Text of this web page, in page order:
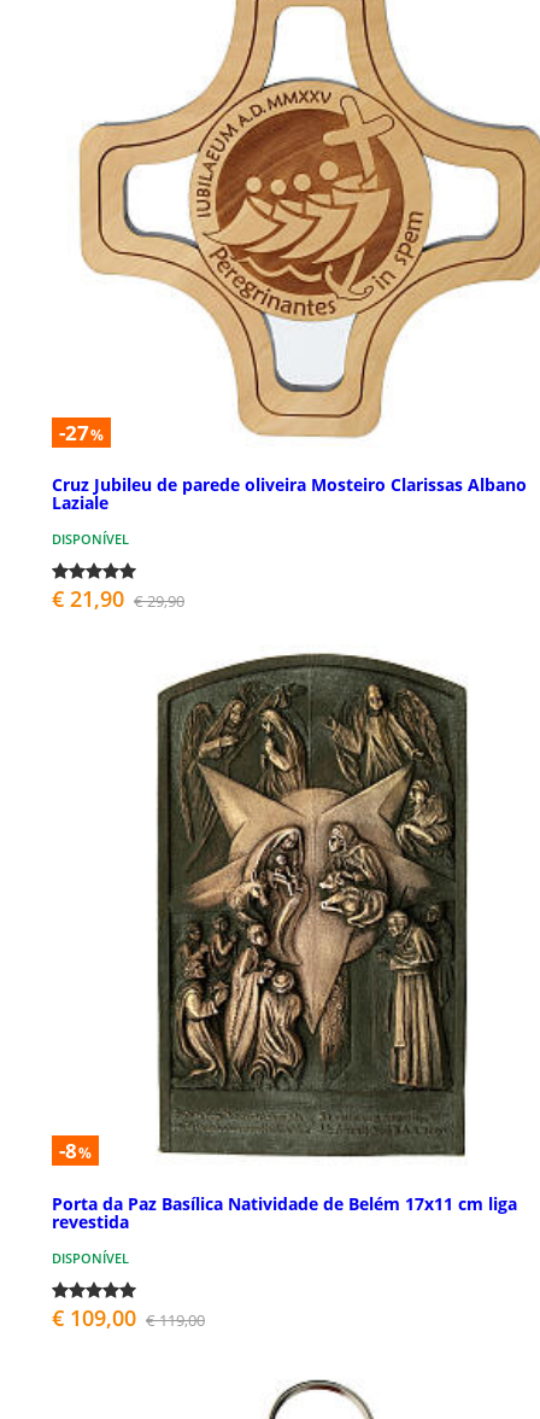
-27%
Cruz Jubileu de parede oliveira Mosteiro Clarissas Albano
Laziale
DISPONÍVEL
€ 21,90 € 29,90
-8%
Porta da Paz Basílica Natividade de Belém 17x11 cm liga
revestida
DISPONÍVEL
€ 109,00 € 119,00